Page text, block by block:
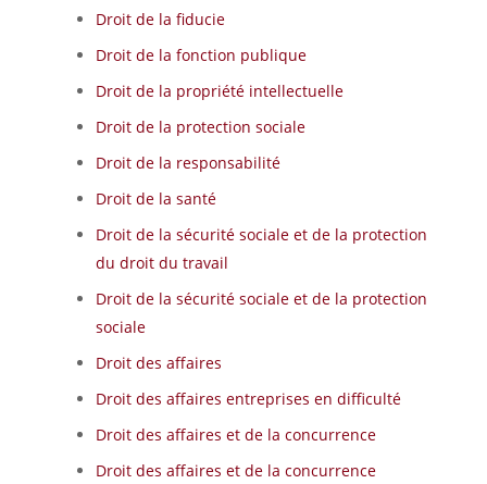
Droit de la fiducie
Droit de la fonction publique
Droit de la propriété intellectuelle
Droit de la protection sociale
Droit de la responsabilité
Droit de la santé
Droit de la sécurité sociale et de la protection
du droit du travail
Droit de la sécurité sociale et de la protection
sociale
Droit des affaires
Droit des affaires entreprises en difficulté
Droit des affaires et de la concurrence
Droit des affaires et de la concurrence